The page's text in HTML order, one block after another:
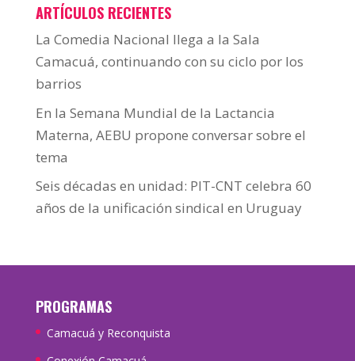
ARTÍCULOS RECIENTES
La Comedia Nacional llega a la Sala
Camacuá, continuando con su ciclo por los
barrios
En la Semana Mundial de la Lactancia
Materna, AEBU propone conversar sobre el
tema
Seis décadas en unidad: PIT-CNT celebra 60
años de la unificación sindical en Uruguay
PROGRAMAS
Camacuá y Reconquista